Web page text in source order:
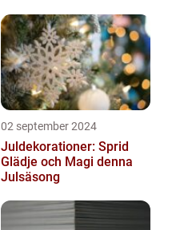
02 september 2024
Juldekorationer: Sprid
Glädje och Magi denna
Julsäsong